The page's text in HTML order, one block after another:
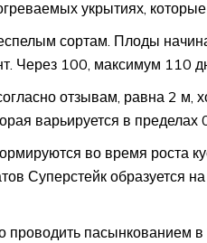
укрытиях,
сортам. Плоды
Через 100, максимум 110
отзывам, равна 2 м,
варьируется в
во время роста
Суперстейк образуется
пасынкованием в